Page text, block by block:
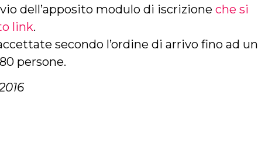
dell’apposito modulo di iscrizioneche si
link.
secondo l’ordine di arrivo fino ad un
persone.